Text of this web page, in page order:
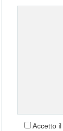
Accetto il